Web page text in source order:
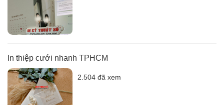
In thiệp cưới nhanh TPHCM
2.504 đã xem